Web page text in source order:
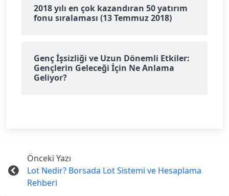
2018 yılı en çok kazandıran 50 yatırım
fonu sıralaması (13 Temmuz 2018)
Genç İşsizliği ve Uzun Dönemli Etkiler:
Gençlerin Geleceği İçin Ne Anlama
Geliyor?
Önceki Yazı
Lot Nedir? Borsada Lot Sistemi ve Hesaplama
Rehberi